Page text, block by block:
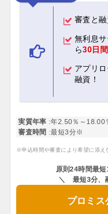
審査と
無利息
ら30日間
アプリ
融資！
実質年率 年2.50％～18.00
審査時間
最短3分※
※申込時間や審査により希望に添え
原則24時間最短
＼ 最短3分、
プロミス